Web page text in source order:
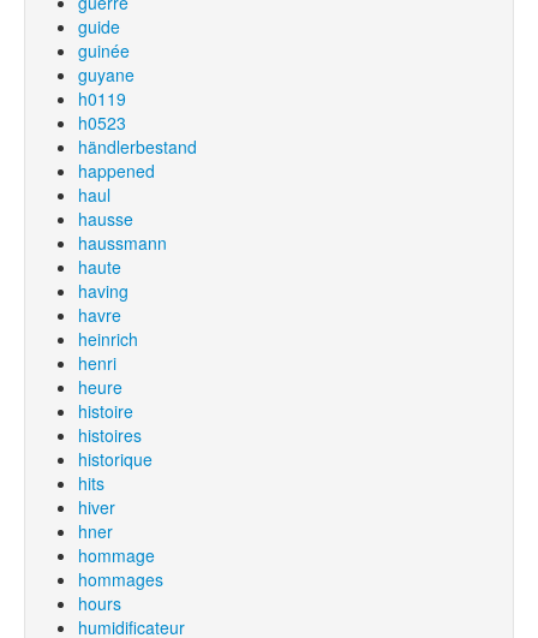
guide
guinée
guyane
h0119
h0523
händlerbestand
happened
haul
hausse
haussmann
haute
having
havre
heinrich
henri
heure
histoire
histoires
historique
hits
hiver
hner
hommage
hommages
hours
humidificateur